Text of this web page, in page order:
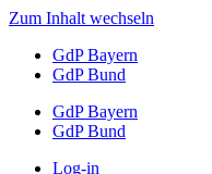
Zum Inhalt wechseln
GdP Bayern
GdP Bund
GdP Bayern
GdP Bund
Log-in